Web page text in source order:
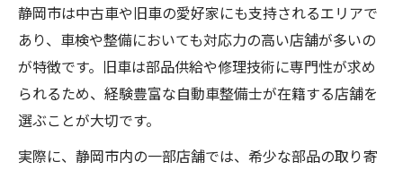
クラフト好き必見の静岡市車検サービス例
静岡市でメンテナンス重視の工場選びのコ
ツ
アフターサポート充実の車検工場を探す方
静岡市は中古車や旧車の愛好家にも支持されるエリアで
あり、車検や整備においても対応力の高い店舗が多いの
が特徴です。旧車は部品供給や修理技術に専門性が求め
られるため、経験豊富な自動車整備士が在籍する店舗を
選ぶことが大切です。
実際に、静岡市内の一部店舗では、希少な部品の取り寄